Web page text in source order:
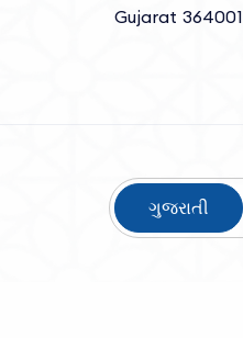
Gujarat 364001
ગુજરાતી